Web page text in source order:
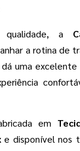
qualidade, a
a rotina de
uma excelente
em
e disponível nos